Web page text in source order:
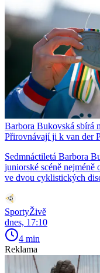
Barbora Bukovská sbírá
Přirovnávají ji k van der
Sedmnáctiletá Barbora
juniorské scéně
ve dvou cyklistických
SportyŽivě
dnes, 17:10
4 min
Reklama